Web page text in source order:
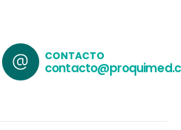
CONTACTO